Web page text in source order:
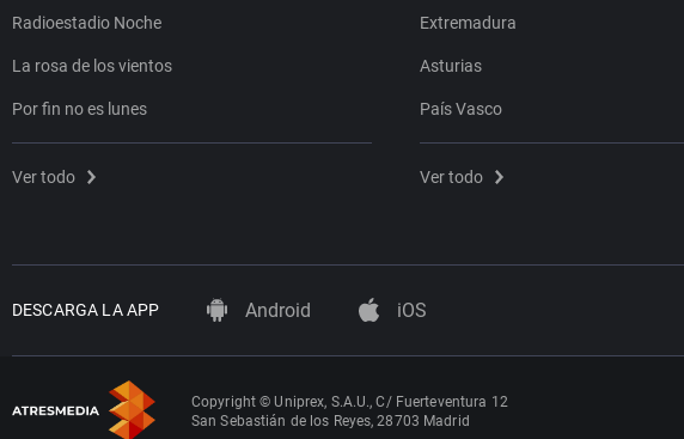
Radioestadio Noche
La rosa de los vientos
Por fin no es lunes
Ver todo
Extremadura
Asturias
País Vasco
Ver todo
DESCARGA LA APP Android iOS
Copyright © Uniprex, S.A.U., C/ Fuerteventura 12
San Sebastián de los Reyes, 28703 Madrid